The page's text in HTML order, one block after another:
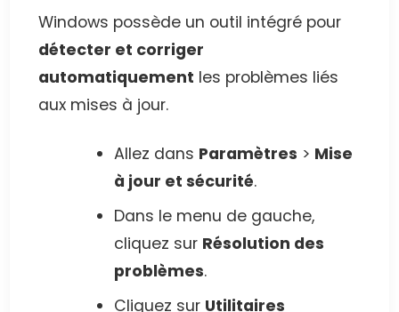
Windows possède un outil intégré pour
détecter et corriger
automatiquement les problèmes liés
aux mises à jour.
Allez dans Paramètres > Mise
à jour et sécurité.
Dans le menu de gauche,
cliquez sur Résolution des
problèmes.
Cliquez sur Utilitaires